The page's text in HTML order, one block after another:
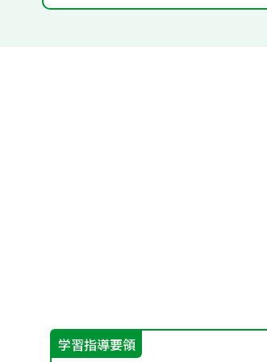
学習指導要領